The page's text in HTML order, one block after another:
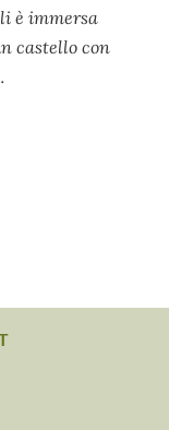
è immersa
castello con